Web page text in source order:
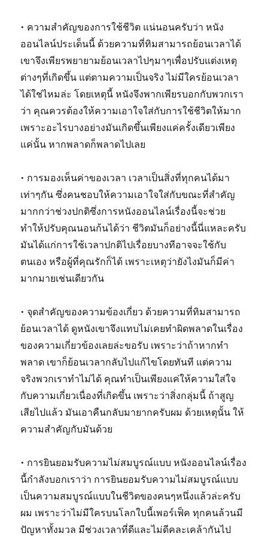
• ความสำคัญของการใช้ชีวิต แน่นอนครับว่า หนัง
ออนไลน์ประเด็นนี้ ด้วยความที่ทิมสามารถย้อนเวลาได้
เขาจึงเพียรพยายามย้อนเวลาไปๆมาๆเพื่อปรับแต่งเหตุ
ต่างๆที่เกิดขึ้น แต่ตามความเป็นจริง ไม่มีใครย้อนเวลา
ได้ใช่ไหมล่ะ โดยเหตุนี้ หนังจึงพากเพียรบอกกับพวกเรา
ว่า คุณควรต้องให้ความเอาใจใส่กับการใช้ชีวิตให้มาก
เพราะอะไรบางอย่างมันเกิดขึ้นเพียงแค่ครั้งเดียวเพียง
แค่นั้น หากพลาดก็พลาดไปเลย
• การมองเห็นค่าของเวลา เวลาเป็นสิ่งที่ทุกคนได้มา
เท่าๆกัน ซึ่งคนชอบให้ความเอาใจใส่กับขณะที่สำคัญ
มากกว่าช่วงปกติซึ่งการหนังออนไลน์เรื่องนี้จะช่วย
ทำให้ปรับคุณนอนก้นได้ว่า ชีวิตมันก็อย่างนี้นี่แหละครับ
มันได้แก่การใช้เวลาปกติไปเรื่อยบางทีอาจจะใช้กับ
ตนเอง หรือผู้ที่คุณรักก็ได้ เพราะเหตุว่ายังไงมันก็มีค่า
มากมายเช่นเดียวกัน
• จุดสำคัญของความข้องเกี่ยว ด้วยความที่ทิมสามารถ
ย้อนเวลาได้ ดูหนังเขาจึงแทบไม่เคยทำผิดพลาดในเรื่อง
ของความเกี่ยวข้องเลยล่ะขอรับ เพราะว่าถ้าหากทำ
พลาด เขาก็ย้อนเวลากลับไปแก้ไขโดยทันที แต่ความ
จริงพวกเราทำไม่ได้ คุณทำเป็นเพียงแค่ให้ความใส่ใจ
กับความเกี่ยวเนื่องที่เกิดขึ้น เพราะว่าสิ่งกลุ่มนี้ ถ้าสูญ
เสียไปแล้ว มันเอาคืนกลับมายากครับผม ด้วยเหตุนั้น ให้
ความสำคัญกับมันด้วย
• การยินยอมรับความไม่สมบูรณ์แบบ หนังออนไลน์เรื่อง
นี้กำลังบอกเราว่า การยินยอมรับความไม่สมบูรณ์แบบ
เป็นความสมบูรณ์แบบในชีวิตของคนๆหนึ่งแล้วล่ะครับ
ผม เพราะว่าไม่มีใครบนโลกใบนี้เพอร์เฟ็ค ทุกคนล้วนมี
ปัญหาทั้งมวล มีช่วงเวลาที่ดีและไม่ดีคละเคล้ากันไป